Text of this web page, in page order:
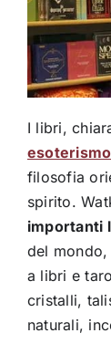
I libri,
filosofia
spirito.
importanti
del mondo,
a libri e
cristalli,
naturali,